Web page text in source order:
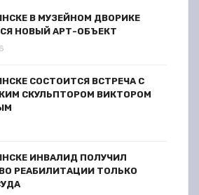
В МУЗЕЙНОМ ДВОРИКЕ
НОВЫЙ АРТ-ОБЪЕКТ
СОСТОИТСЯ ВСТРЕЧА С
СКУЛЬПТОРОМ ВИКТОРОМ
ИНВАЛИД ПОЛУЧИЛ
РЕАБИЛИТАЦИИ ТОЛЬКО